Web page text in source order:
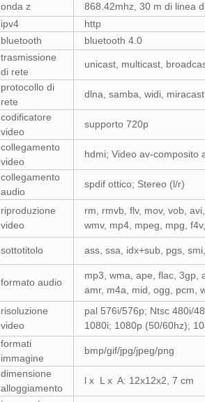
onda z
868.42mhz, 30 m di linea
ipv4
http
bluetooth
bluetooth 4.0
trasmissione
di rete
unicast, multicast,
protocollo di
rete
dlna, samba, widi, miracast
codificatore
video
supporto 720p
collegamento
video
hdmi; Video av-composito
collegamento
audio
spdif ottico; Stereo (l/r)
riproduzione
video
rm, rmvb, flv, mov, vob,
wmv, mp4, mpeg, mpg,
sottotitolo ass, ssa, idx+sub, pgs,
formato audio
mp3, wma, ape, flac, 3gp,
amr, m4a, mid, ogg, pcm,
risoluzione
video
pal 576i/576p; Ntsc 480i/
1080i; 1080p (50/60hz);
formati
immagine
bmp/gif/jpg/jpeg/png
dimensione
alloggiamento
l x L x A: 12x12x2, 7 cm